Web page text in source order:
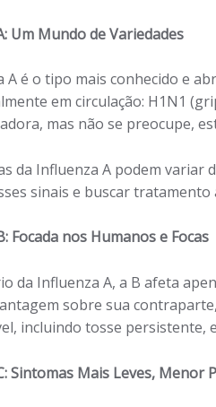
Um Mundo de Variedades
A é o tipo mais conhecido e
em circulação: H1N1
mas não se preocupe,
da Influenza A podem
sinais e buscar tratamento
Focada nos Humanos e Focas
da Influenza A, a B afeta
sobre sua
incluindo tosse persistente,
Sintomas Mais Leves, Menor